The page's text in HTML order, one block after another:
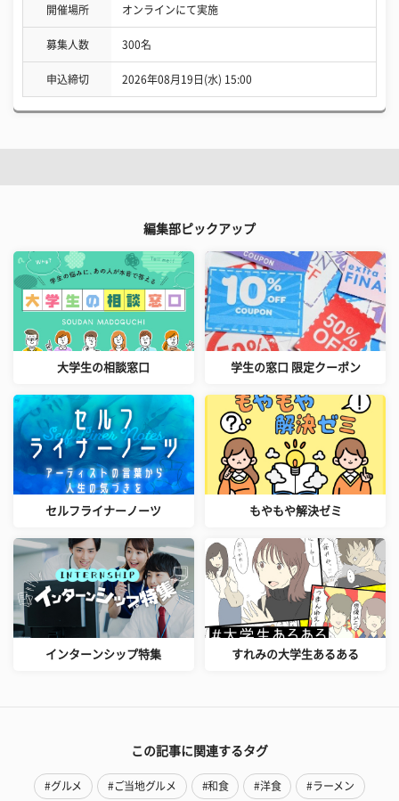
開催場所 オンラインにて実施
募集人数 300名
申込締切 2026年08月19日(水) 15:00
編集部ピックアップ
大学生の相談窓口 学生の窓口 限定クーポン
セルフライナーノーツ もやもや解決ゼミ
インターンシップ特集 すれみの大学生あるある
この記事に関連するタグ
#グルメ #ご当地グルメ #和食 #洋食 #ラーメン